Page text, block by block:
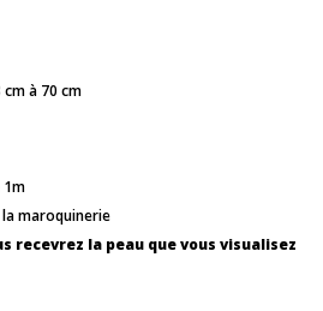
cm à 70 cm
1m
maroquinerie
recevrez la peau que vous visualisez